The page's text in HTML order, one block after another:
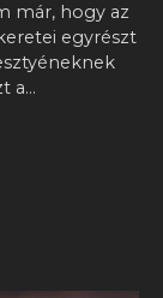
már, hogy az
egyrészt
a…